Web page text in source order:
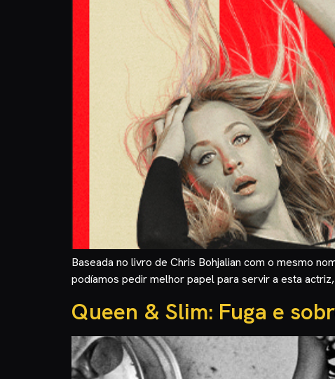
Baseada no livro de Chris Bohjalian com o mesmo
podíamos pedir melhor papel para servir a esta
Queen & Slim: Fuga e